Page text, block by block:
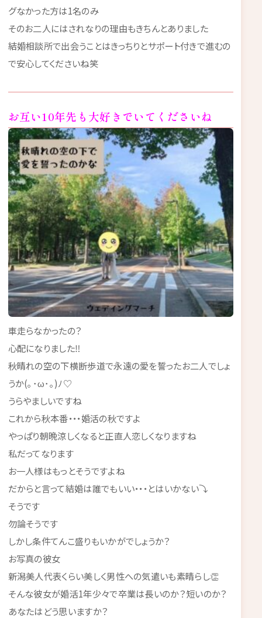
グなかった方は1名のみ
そのお二人にはされなりの理由もきちんとありました
結婚相談所で出会うことはきっちりとサポート付きで進むの
で安心してくださいね笑
お互い10年先も大好きでいてくださいね
車走らなかったの？
心配になりました‼️
秋晴れの空の下横断歩道で永遠の愛を誓ったお二人でしょ
うか(｡･ω･｡)ﾉ♡
うらやましいですね
これから秋本番・・・婚活の秋ですよ
やっぱり朝晩涼しくなると正直人恋しくなりますね
私だってなります
お一人様はもっとそうですよね
だからと言って結婚は誰でもいい・・・とはいかない⤵
そうです
勿論そうです
しかし条件てんこ盛りもいかがでしょうか？
お写真の彼女
新潟美人代表くらい美しく男性への気遣いも素晴らし👏
そんな彼女が婚活1年少々で卒業は長いのか？短いのか？
あなたはどう思いますか？